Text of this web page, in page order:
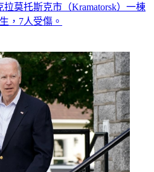
莫托斯克市（Kramatorsk）一棟
，7人受傷。